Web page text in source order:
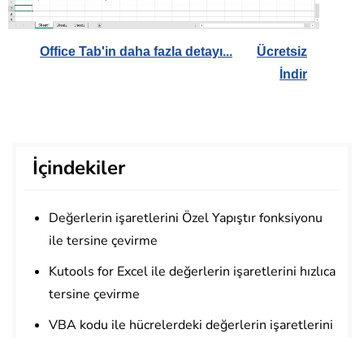
Office Tab'in daha fazla detayı...
Ücretsiz
İndir
İçindekiler
Değerlerin işaretlerini Özel Yapıştır fonksiyonu
ile tersine çevirme
Kutools for Excel ile değerlerin işaretlerini hızlıca
tersine çevirme
VBA kodu ile hücrelerdeki değerlerin işaretlerini